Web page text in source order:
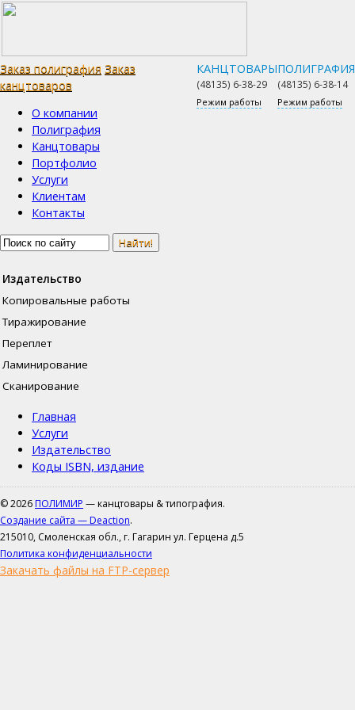
ПОЛИГРАФИЯ
(48135) 6-38-14
Режим работы
КАНЦТОВАРЫ
(48135) 6-38-29
Режим работы
Заказ полиграфия Заказ
канцтоваров
О компании
Полиграфия
Канцтовары
Портфолио
Услуги
Клиентам
Контакты
Найти!
Издательство
Копировальные работы
Тиражирование
Переплет
Ламинирование
Сканирование
Главная
Услуги
Издательство
Коды ISBN, издание
© 2026 ПОЛИМИР — канцтовары & типография.
Создание сайта — Deaction.
215010, Смоленская обл., г. Гагарин ул. Герцена д.5
Политика конфиденциальности
Закачать файлы на FTP-сервер